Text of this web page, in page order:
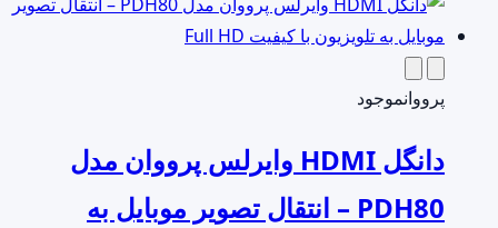
پرووانموجود
دانگل HDMI وایرلس پرووان مدل
PDH80 – انتقال تصویر موبایل به